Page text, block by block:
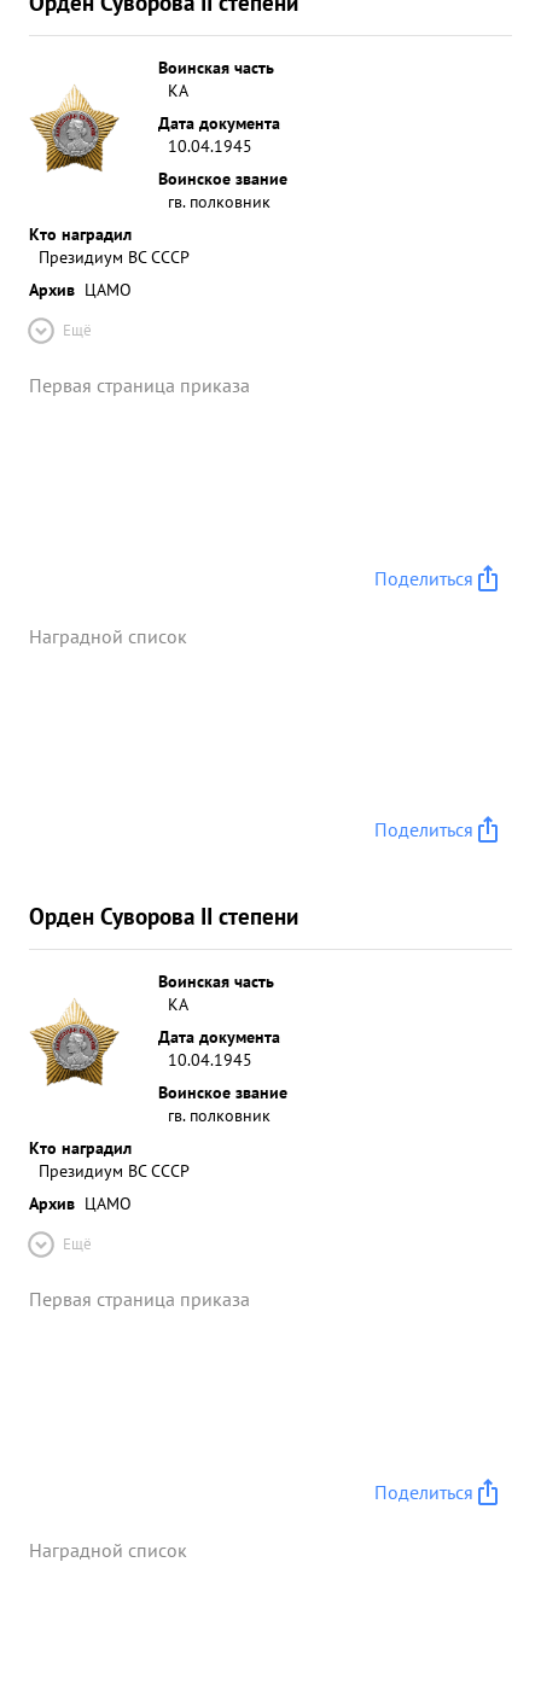
Воинская часть
КА
Дата документа
10.04.1945
Воинское звание
гв. полковник
Кто наградил
Президиум ВС СССР
Архив ЦАМО
Ещё
Первая страница приказа
Поделиться
Наградной список
Поделиться
Орден Суворова II степени
Воинская часть
КА
Дата документа
10.04.1945
Воинское звание
гв. полковник
Кто наградил
Президиум ВС СССР
Архив ЦАМО
Ещё
Первая страница приказа
Поделиться
Наградной список